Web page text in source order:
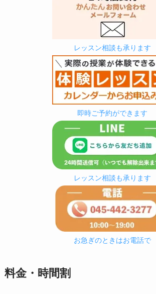
レッスン相談も承ります
即時ご予約ができます
レッスン相談も承ります
お急ぎのときはお電話で
料金・時間割